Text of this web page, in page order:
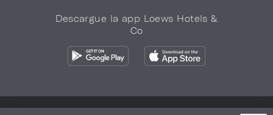
Descargue la app Loews Hotels &
Co